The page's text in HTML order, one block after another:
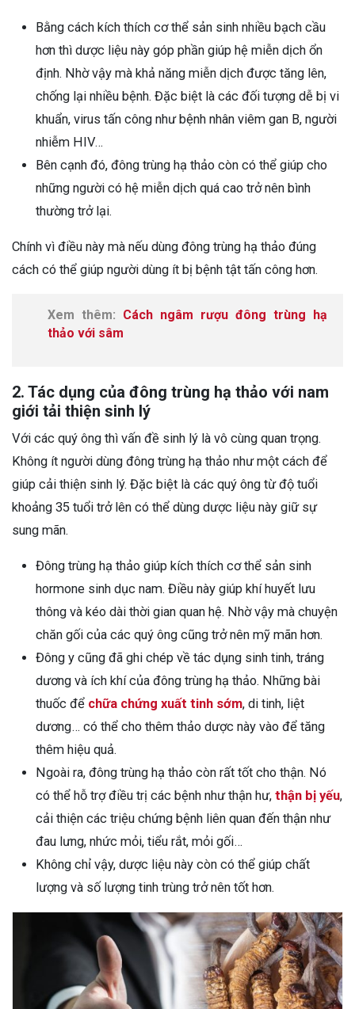
Bằng cách kích thích cơ thể sản sinh nhiều bạch cầu
hơn thì dược liệu này góp phần giúp hệ miễn dịch ổn
định. Nhờ vậy mà khả năng miễn dịch được tăng lên,
chống lại nhiều bệnh. Đặc biệt là các đối tượng dễ bị vi
khuẩn, virus tấn công như bệnh nhân viêm gan B, người
nhiễm HIV…
Bên cạnh đó, đông trùng hạ thảo còn có thể giúp cho
những người có hệ miễn dịch quá cao trở nên bình
thường trở lại.
Chính vì điều này mà nếu dùng đông trùng hạ thảo đúng
cách có thể giúp người dùng ít bị bệnh tật tấn công hơn.
Xem thêm: Cách ngâm rượu đông trùng hạ
thảo với sâm
2. Tác dụng của đông trùng hạ thảo với nam
giới tải thiện sinh lý
Với các quý ông thì vấn đề sinh lý là vô cùng quan trọng.
Không ít người dùng đông trùng hạ thảo như một cách để
giúp cải thiện sinh lý. Đặc biệt là các quý ông từ độ tuổi
khoảng 35 tuổi trở lên có thể dùng dược liệu này giữ sự
sung mãn.
Đông trùng hạ thảo giúp kích thích cơ thể sản sinh
hormone sinh dục nam. Điều này giúp khí huyết lưu
thông và kéo dài thời gian quan hệ. Nhờ vậy mà chuyện
chăn gối của các quý ông cũng trở nên mỹ mãn hơn.
Đông y cũng đã ghi chép về tác dụng sinh tinh, tráng
dương và ích khí của đông trùng hạ thảo. Những bài
thuốc để chữa chứng xuất tinh sớm, di tinh, liệt
dương… có thể cho thêm thảo dược này vào để tăng
thêm hiệu quả.
Ngoài ra, đông trùng hạ thảo còn rất tốt cho thận. Nó
có thể hỗ trợ điều trị các bệnh như thận hư, thận bị yếu,
cải thiện các triệu chứng bệnh liên quan đến thận như
đau lưng, nhức mỏi, tiểu rắt, mỏi gối…
Không chỉ vậy, dược liệu này còn có thể giúp chất
lượng và số lượng tinh trùng trở nên tốt hơn.